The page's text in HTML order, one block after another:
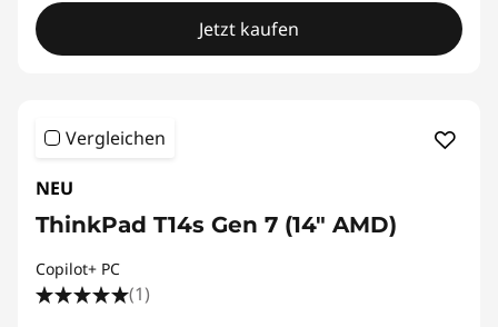
Jetzt kaufen
Vergleichen
NEU
ThinkPad T14s Gen 7 (14" AMD)
Copilot+ PC
(1)